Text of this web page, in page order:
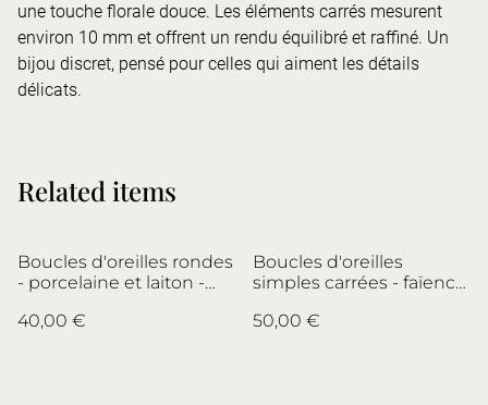
une touche florale douce. Les éléments carrés mesurent
environ 10 mm et offrent un rendu équilibré et raffiné. Un
bijou discret, pensé pour celles qui aiment les détails
délicats.
Related items
Boucles d'oreilles rondes
- porcelaine et laiton -
Limoges - no.1
40,00 €
Boucles d'oreilles
simples carrées - faïence
Digoin - no.3
50,00 €